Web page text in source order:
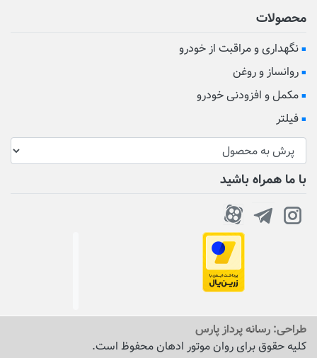
محصولات
نگهداری و مراقبت از خودرو
روانساز و روغن
مکمل و افزودنی خودرو
فیلتر
با ما همراه باشید
طراحی: رسانه پرداز پارس
کلیه حقوق برای روان موتور ادهان محفوظ است.